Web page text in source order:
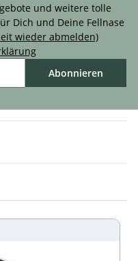
und weitere tolle
Dich und Deine Fellnase
wieder abmelden)
Abonnieren